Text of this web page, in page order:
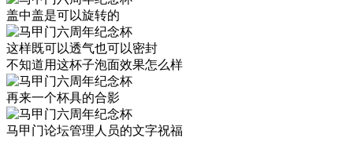
盖中盖是可以旋转的
这样既可以透气也可以密封
不知道用这杯子泡面效果怎么样
再来一个杯具的合影
马甲门论坛管理人员的文字祝福